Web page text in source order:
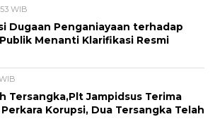
WIB
Dugaan Penganiayaan terhadap
Menanti Klarifikasi Resmi
Tersangka,Plt Jampidsus Terima
Korupsi, Dua Tersangka Telah